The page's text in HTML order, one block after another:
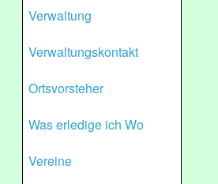
Verwaltung
Verwaltungskontakt
Ortsvorsteher
Was erledige ich Wo
Vereine